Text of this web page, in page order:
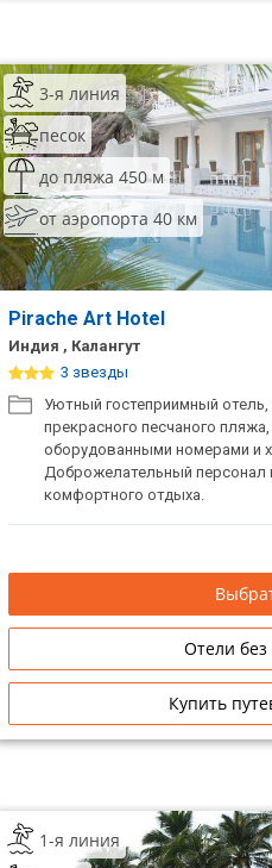
3-я линия
песок
до пляжа 450 м
от аэропорта 40 км
Pirache Art Hotel
Индия , Калангут
3 звезды
Уютный гостеприимный
прекрасного песчаного
оборудованными номерами и
Доброжелательный персонал
комфортного отдыха.
Отели без
Купить
1-я линия